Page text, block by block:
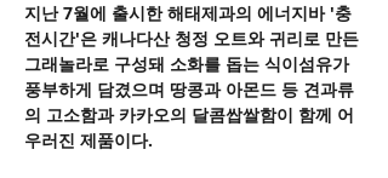
지난 7월에 출시한 해태제과의 에너지바 '충
전시간'은 캐나다산 청정 오트와 귀리로 만든
그래놀라로 구성돼 소화를 돕는 식이섬유가
풍부하게 담겼으며 땅콩과 아몬드 등 견과류
의 고소함과 카카오의 달콤쌉쌀함이 함께 어
우러진 제품이다.